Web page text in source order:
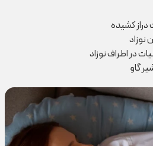
دراز کشیده
در اطراف نوزاد
گاو